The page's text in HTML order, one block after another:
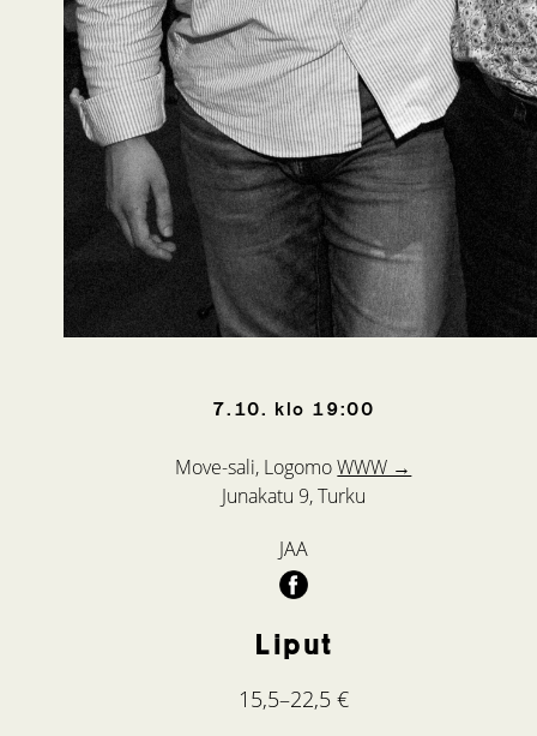
7.10. klo 19:00
Move-sali, LogomoWWW →
Junakatu 9, Turku
JAA
Liput
15,5–22,5 €